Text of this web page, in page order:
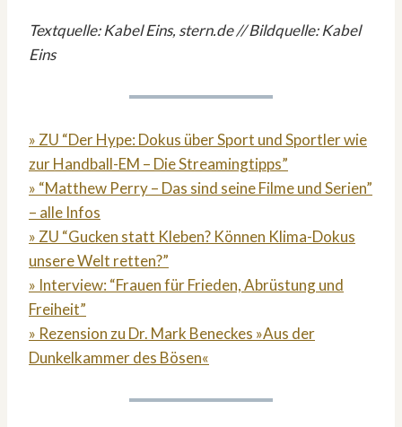
Textquelle: Kabel Eins, stern.de // Bildquelle:Kabel
Eins
» ZU “Der Hype: Dokus über Sport und Sportler wie
zur Handball-EM – Die Streamingtipps”
» “Matthew Perry – Das sind seine Filme und Serien”
– alle Infos
» ZU “Gucken statt Kleben? Können Klima-Dokus
unsere Welt retten?”
» Interview: “Frauen für Frieden, Abrüstung und
Freiheit”
» Rezension zu Dr. Mark Beneckes »Aus der
Dunkelkammer des Bösen«